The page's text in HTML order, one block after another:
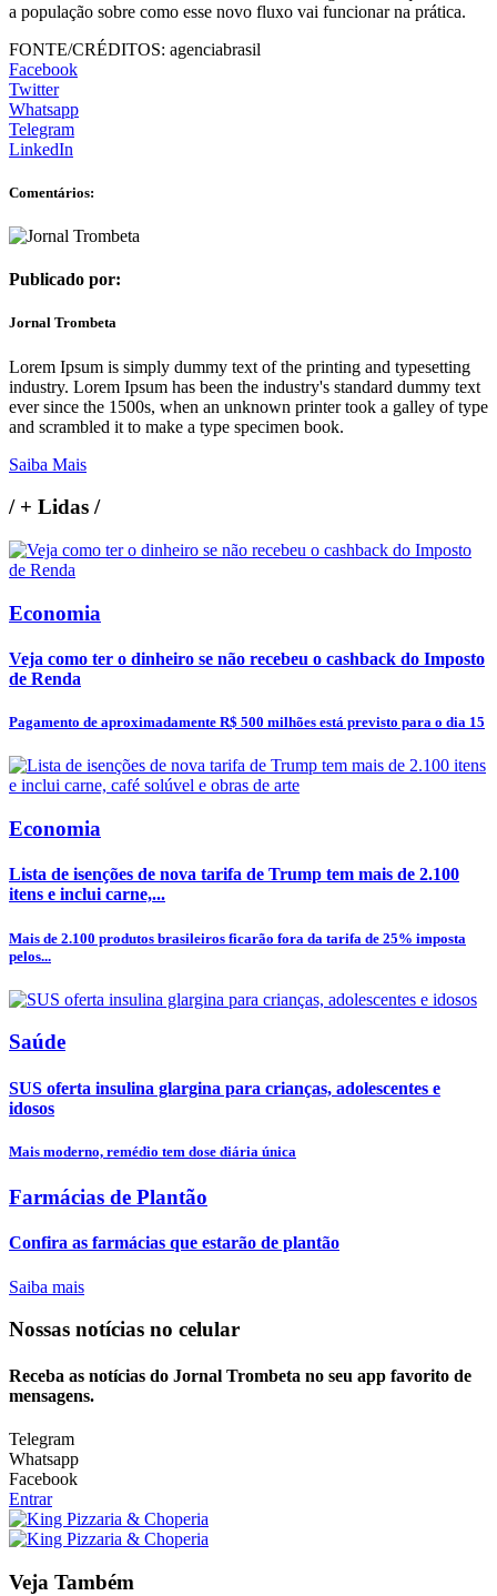
a população sobre como esse novo fluxo vai funcionar na prática.
FONTE/CRÉDITOS: agenciabrasil
Facebook
Twitter
Whatsapp
Telegram
LinkedIn
Comentários:
Publicado por:
Jornal Trombeta
Lorem Ipsum is simply dummy text of the printing and typesetting
industry. Lorem Ipsum has been the industry's standard dummy text
ever since the 1500s, when an unknown printer took a galley of type
and scrambled it to make a type specimen book.
Saiba Mais
/+ Lidas /
Economia
Veja como ter o dinheiro se não recebeu o cashback do Imposto
de Renda
Pagamento de aproximadamente R$ 500 milhões está previsto para o dia 15
Economia
Lista de isenções de nova tarifa de Trump tem mais de 2.100
itens e inclui carne,...
Mais de 2.100 produtos brasileiros ficarão fora da tarifa de 25% imposta
pelos...
Saúde
SUS oferta insulina glargina para crianças, adolescentes e
idosos
Mais moderno, remédio tem dose diária única
Farmácias de Plantão
Confira as farmácias que estarão de plantão
Saiba mais
Nossas notícias no celular
Receba as notícias do Jornal Trombeta no seu app favorito de
mensagens.
Telegram
Whatsapp
Facebook
Entrar
Veja Também